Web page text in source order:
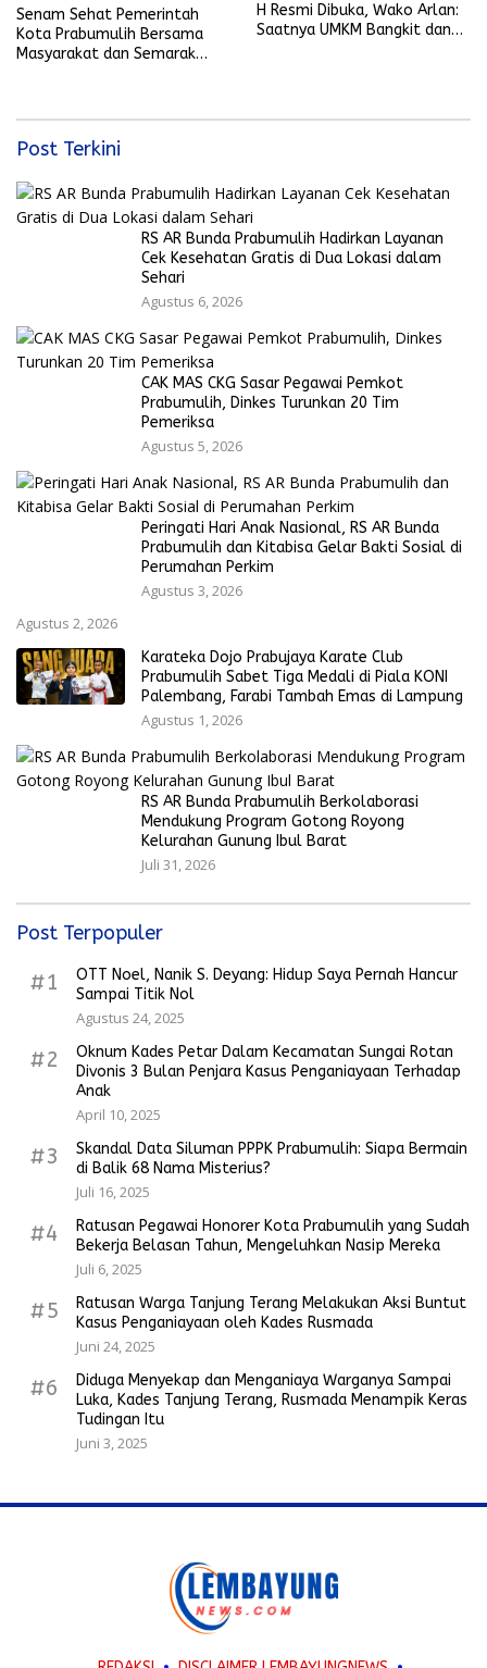
Senam Sehat Pemerintah
Kota Prabumulih Bersama
Masyarakat dan Semarak
H Resmi Dibuka, Wako Arlan:
Saatnya UMKM Bangkit dan
Post Terkini
RS AR Bunda Prabumulih Hadirkan Layanan
Cek Kesehatan Gratis di Dua Lokasi dalam
Sehari
Agustus 6, 2026
CAK MAS CKG Sasar Pegawai Pemkot
Prabumulih, Dinkes Turunkan 20 Tim
Pemeriksa
Agustus 5, 2026
Peringati Hari Anak Nasional, RS AR Bunda
Prabumulih dan Kitabisa Gelar Bakti Sosial di
Perumahan Perkim
Agustus 3, 2026
Agustus 2, 2026
Karateka Dojo Prabujaya Karate Club
Prabumulih Sabet Tiga Medali di Piala KONI
Palembang, Farabi Tambah Emas di Lampung
Agustus 1, 2026
RS AR Bunda Prabumulih Berkolaborasi
Mendukung Program Gotong Royong
Kelurahan Gunung Ibul Barat
Juli 31, 2026
Post Terpopuler
#1
OTT Noel, Nanik S. Deyang: Hidup Saya Pernah Hancur
Sampai Titik Nol
Agustus 24, 2025
#2
Oknum Kades Petar Dalam Kecamatan Sungai Rotan
Divonis 3 Bulan Penjara Kasus Penganiayaan Terhadap
Anak
April 10, 2025
#3
Skandal Data Siluman PPPK Prabumulih: Siapa Bermain
di Balik 68 Nama Misterius?
Juli 16, 2025
#4
Ratusan Pegawai Honorer Kota Prabumulih yang Sudah
Bekerja Belasan Tahun, Mengeluhkan Nasip Mereka
Juli 6, 2025
#5
Ratusan Warga Tanjung Terang Melakukan Aksi Buntut
Kasus Penganiayaan oleh Kades Rusmada
Juni 24, 2025
#6
Diduga Menyekap dan Menganiaya Warganya Sampai
Luka, Kades Tanjung Terang, Rusmada Menampik Keras
Tudingan Itu
Juni 3, 2025